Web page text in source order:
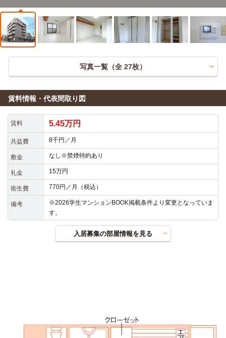
写真一覧（全 27枚）
賃料情報・代表間取り図
賃料 5.45万円
共益費 8千円／月
敷金 なし※禁煙特約あり
礼金 15万円
衛生費 770円／月（税込）
備考
※2026学生マンションBOOK掲載条件より変更となっていま
す。
入居募集の部屋情報を見る